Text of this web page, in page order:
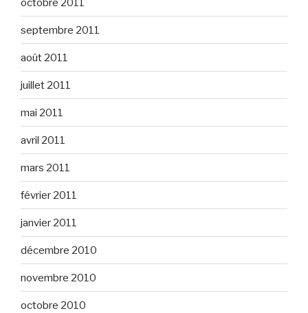
octobre 2011
septembre 2011
août 2011
juillet 2011
mai 2011
avril 2011
mars 2011
février 2011
janvier 2011
décembre 2010
novembre 2010
octobre 2010